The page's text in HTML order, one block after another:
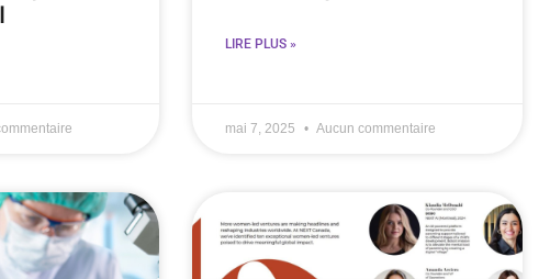
LIRE PLUS »
mai 7, 2025 Aucun commentaire